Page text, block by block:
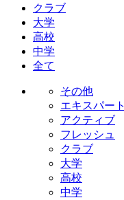
クラブ
大学
高校
中学
全て
その他
エキスパート
アクティブ
フレッシュ
クラブ
大学
高校
中学